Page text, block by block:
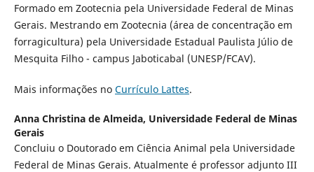
Formado em Zootecnia pela Universidade Federal de Minas
Gerais. Mestrando em Zootecnia (área de concentração em
forragicultura) pela Universidade Estadual Paulista Júlio de
Mesquita Filho - campus Jaboticabal (UNESP/FCAV).
Mais informações no Currículo Lattes.
Anna Christina de Almeida, Universidade Federal de Minas
Gerais
Concluiu o Doutorado em Ciência Animal pela Universidade
Federal de Minas Gerais. Atualmente é professor adjunto III